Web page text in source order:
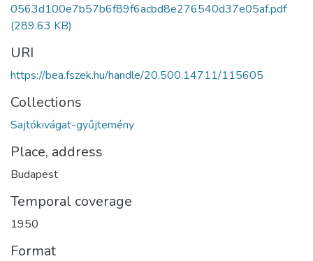
0563d100e7b57b6f89f6acbd8e276540d37e05af.pdf
(289.63 KB)
URI
https://bea.fszek.hu/handle/20.500.14711/115605
Collections
Sajtókivágat-gyűjtemény
Place, address
Budapest
Temporal coverage
1950
Format